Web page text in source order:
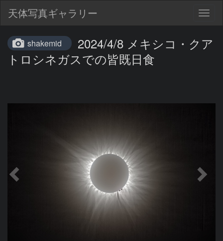
天体写真ギャラリー
shakemid
2024/4/8 メキシコ・クア
トロシネガスでの皆既日食